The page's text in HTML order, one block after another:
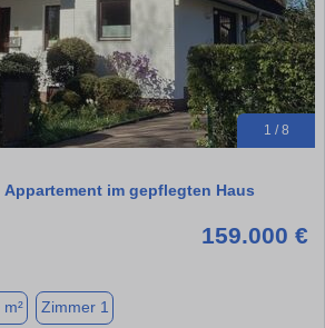
1 / 8
im gepflegten Haus
159.000 €
Zimmer 1